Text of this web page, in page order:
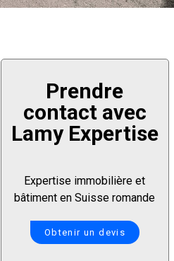
Prendre
contact avec
Lamy Expertise
Expertise immobilière et
bâtiment en Suisse romande
Obtenir un devis